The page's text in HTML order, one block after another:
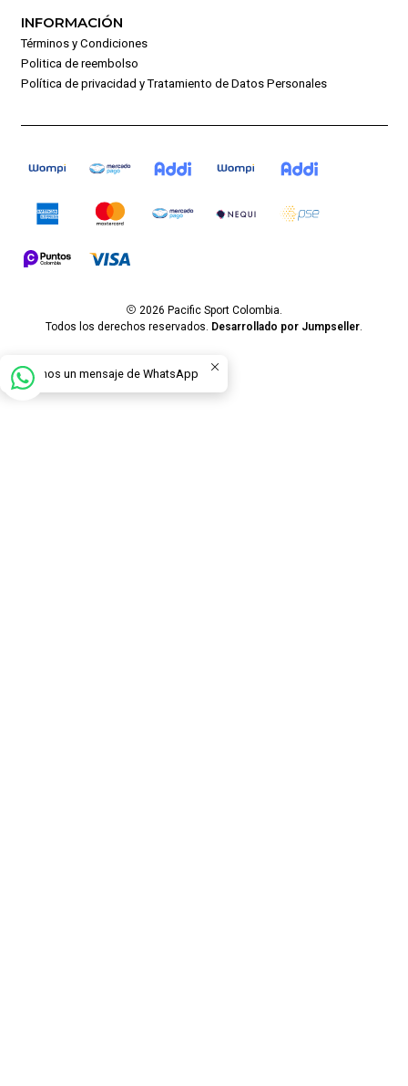
INFORMACIÓN
Términos y Condiciones
Politica de reembolso
Política de privacidad y Tratamiento de Datos Personales
2026 Pacific Sport Colombia.
Todos los derechos reservados. Desarrollado por Jumpseller
Envíanos un mensaje de WhatsApp